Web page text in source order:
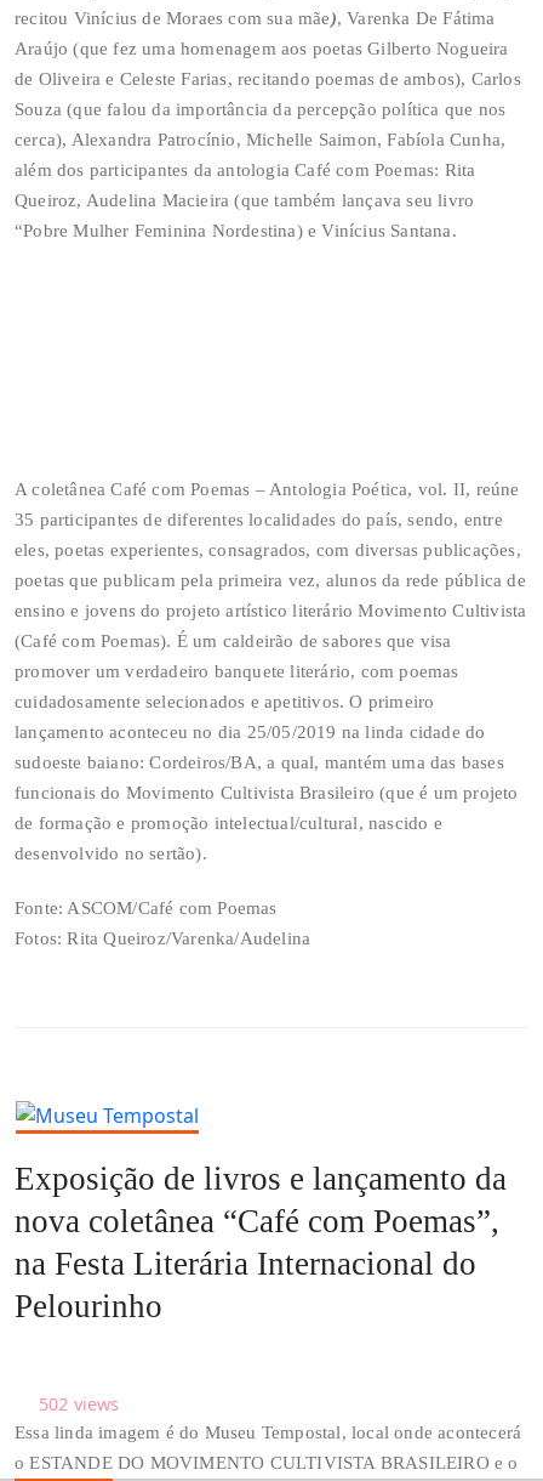
recitou Vinícius de Moraes com sua mãe), Varenka De Fátima
Araújo (que fez uma homenagem aos poetas Gilberto Nogueira
de Oliveira e Celeste Farias, recitando poemas de ambos), Carlos
Souza (que falou da importância da percepção política que nos
cerca), Alexandra Patrocínio, Michelle Saimon, Fabíola Cunha,
além dos participantes da antologia Café com Poemas: Rita
Queiroz, Audelina Macieira (que também lançava seu livro
“Pobre Mulher Feminina Nordestina) e Vinícius Santana.
A coletânea Café com Poemas – Antologia Poética, vol. II, reúne
35 participantes de diferentes localidades do país, sendo, entre
eles, poetas experientes, consagrados, com diversas publicações,
poetas que publicam pela primeira vez, alunos da rede pública de
ensino e jovens do projeto artístico literário Movimento Cultivista
(Café com Poemas). É um caldeirão de sabores que visa
promover um verdadeiro banquete literário, com poemas
cuidadosamente selecionados e apetitivos. O primeiro
lançamento aconteceu no dia 25/05/2019 na linda cidade do
sudoeste baiano: Cordeiros/BA, a qual, mantém uma das bases
funcionais do Movimento Cultivista Brasileiro (que é um projeto
de formação e promoção intelectual/cultural, nascido e
desenvolvido no sertão).
Fonte: ASCOM/Café com Poemas
Fotos: Rita Queiroz/Varenka/Audelina
Exposição de livros e lançamento da
nova coletânea “Café com Poemas”,
na Festa Literária Internacional do
Pelourinho
502 views
Essa linda imagem é do Museu Tempostal, local onde acontecerá
o ESTANDE DO MOVIMENTO CULTIVISTA BRASILEIRO e o